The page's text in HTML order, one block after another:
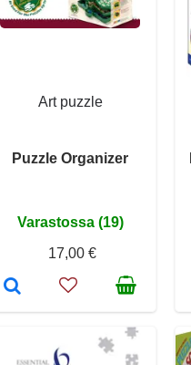
Art puzzle
Puzzle Organizer
Varastossa (19)
17,00 €